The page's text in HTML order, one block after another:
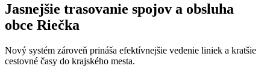
Jasnejšie trasovanie spojov a obsluha
obce Riečka
Nový systém zároveň prináša efektívnejšie vedenie liniek a kratšie
cestovné časy do krajského mesta.